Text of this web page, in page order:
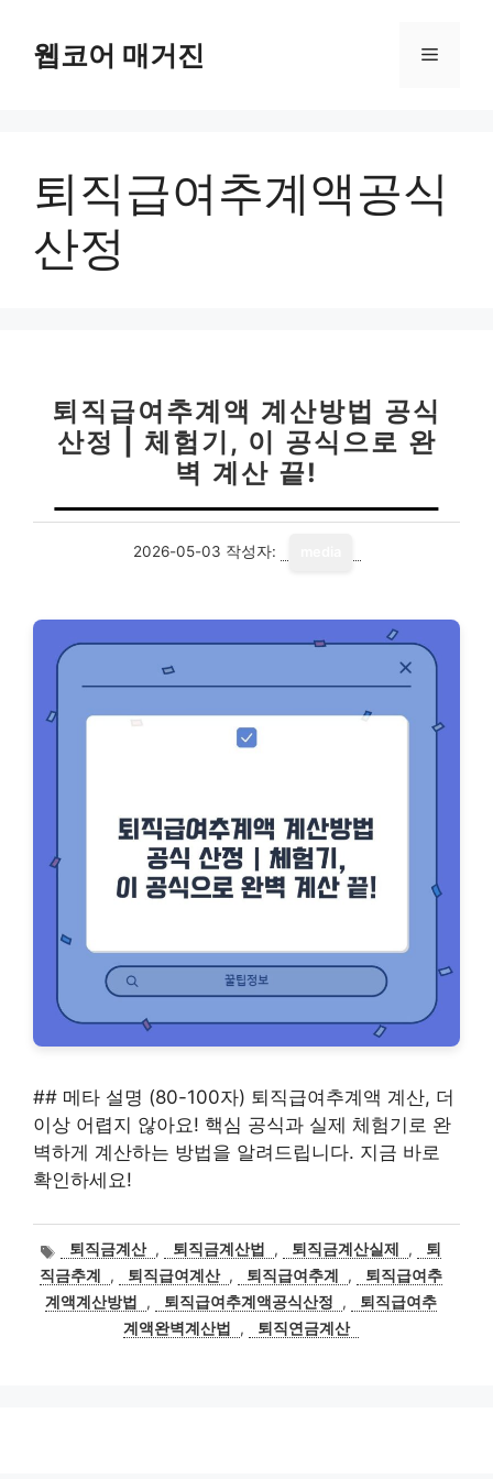
웹코어 매거진 메
퇴직급여추계액공식
산정
퇴직급여추계액 계산방법 공식
산정 | 체험기, 이 공식으로 완
벽 계산 끝!
2026-05-03 작성자:
## 메타 설명 (80-100자) 퇴직급여추계액 계산, 더
이상 어렵지 않아요! 핵심 공식과 실제 체험기로 완
벽하게 계산하는 방법을 알려드립니다. 지금 바로
확인하세요!
태
그
퇴직금계산 , 퇴직금계산법 , 퇴직금계산실제 ,
퇴
직금추계
, 퇴직급여계산 , 퇴직급여추계 ,
퇴직급여추
계액계산방법
, 퇴직급여추계액공식산정 ,
퇴직급여추
계액완벽계산법
, 퇴직연금계산